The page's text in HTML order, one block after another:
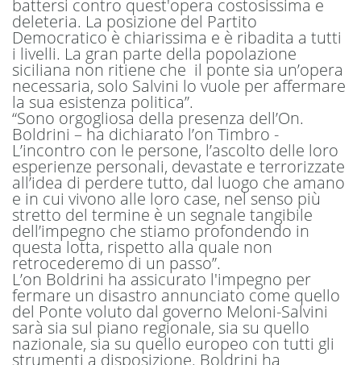
battersi contro quest'opera costosissima e
deleteria. La posizione del Partito
Democratico è chiarissima e è ribadita a tutti
i livelli. La gran parte della popolazione
siciliana non ritiene che il ponte sia un’opera
necessaria, solo Salvini lo vuole per affermare
la sua esistenza politica”.
“Sono orgogliosa della presenza dell’On.
Boldrini – ha dichiarato l’on Timbro -
L’incontro con le persone, l’ascolto delle loro
esperienze personali, devastate e terrorizzate
all’idea di perdere tutto, dal luogo che amano
e in cui vivono alle loro case, nel senso più
stretto del termine è un segnale tangibile
dell’impegno che stiamo profondendo in
questa lotta, rispetto alla quale non
retrocederemo di un passo”.
L’on Boldrini ha assicurato l'impegno per
fermare un disastro annunciato come quello
del Ponte voluto dal governo Meloni-Salvini
sarà sia sul piano regionale, sia su quello
nazionale, sia su quello europeo con tutti gli
strumenti a disposizione. Boldrini ha